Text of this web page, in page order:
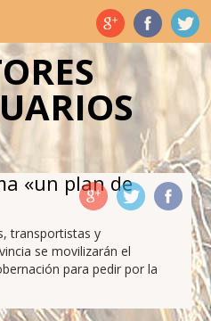
«un plan de
transportistas y
se movilizarán el
para pedir por la